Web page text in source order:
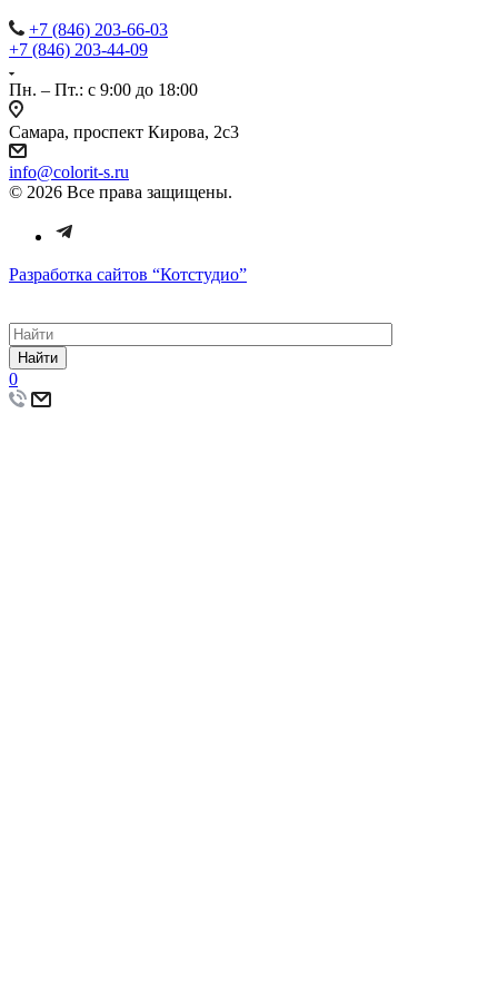
+7 (846) 203-66-03
+7 (846) 203-44-09
Пн. – Пт.: с 9:00 до 18:00
Самара, проспект Кирова, 2с3
info@colorit-s.ru
© 2026 Все права защищены.
Разработка сайтов “Котстудио”
Найти
0